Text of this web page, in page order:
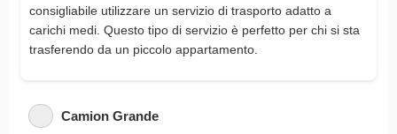
consigliabile utilizzare un servizio di trasporto adatto a
carichi medi. Questo tipo di servizio è perfetto per chi si sta
trasferendo da un piccolo appartamento.
Camion Grande